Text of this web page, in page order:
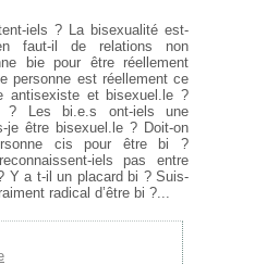
? La bisexualité est-
faut‐il de relations non
bie pour être réellement
personne est réellement ce
antisexiste et bisexuel.le ?
? Les bi.e.s ont‐iels une
être bisexuel.le ? Doit‐on
cis pour être bi ?
pas entre
Y a t‐il un placard bi ? Suis‐
radical d’être bi ?...